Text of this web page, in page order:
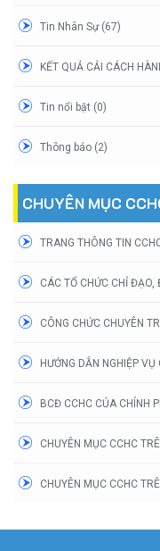
Tin Nhân Sự (67)
KẾT QUẢ CẢI CÁCH
Tin nổi bật (0)
Thông báo (2)
CHUYÊN MỤC
TRANG THÔNG TIN
CÁC TỔ CHỨC CHỈ ĐẠO,
CÔNG CHỨC CHUYÊN
HƯỚNG DẪN NGHIỆP
BCĐ CCHC CỦA CHÍNH
CHUYÊN MỤC CCHC
CHUYÊN MỤC CCHC